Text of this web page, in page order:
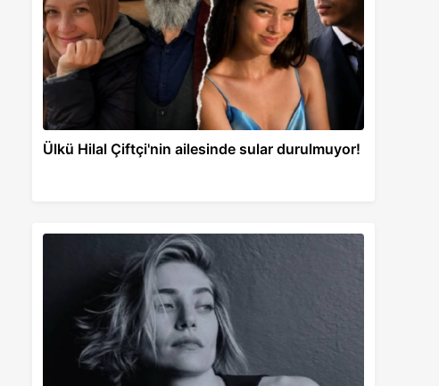
Ülkü Hilal Çiftçi'nin ailesinde sular durulmuyor!